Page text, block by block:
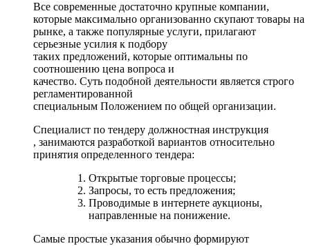
Все современные достаточно крупные компании,
которые максимально организованно скупают товары на
рынке, а также популярные услуги, прилагают
серьезные усилия к подбору
таких предложений, которые оптимальны по
соотношению цена вопроса и
качество. Суть подобной деятельности является строго
регламентированной
специальным Положением по общей организации.
Специалист по тендеру должностная инструкция
, занимаются разработкой вариантов относительно
принятия определенного тендера:
Открытые торговые процессы;
Запросы, то есть предложения;
Проводимые в интернете аукционы,
направленные на понижение.
Самые простые указания обычно формируют